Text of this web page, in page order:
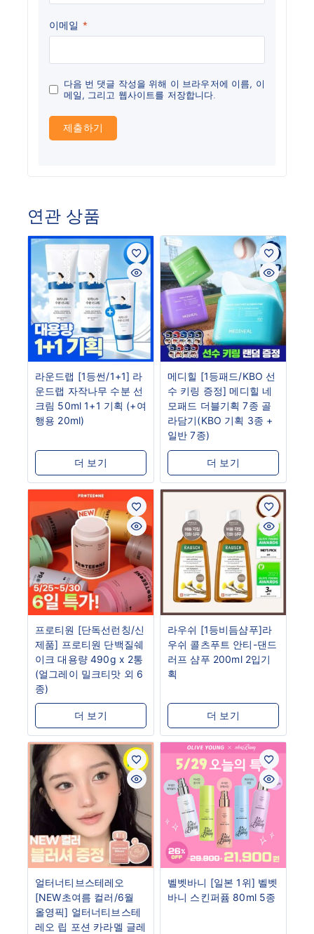
이메일 *
다음 번 댓글 작성을 위해 이 브라우저에 이름, 이
메일, 그리고 웹사이트를 저장합니다.
연관 상품
라운드랩 [1등썬/1+1] 라
운드랩 자작나무 수분 선
크림 50ml 1+1 기획 (+여
행용 20ml)
더 보기
메디힐 [1등패드/KBO 선
수 키링 증정] 메디힐 네
모패드 더블기획 7종 골
라담기(KBO 기획 3종 +
일반 7종)
더 보기
프로티원 [단독선런칭/신
제품] 프로티원 단백질쉐
이크 대용량 490g x 2통
(얼그레이 밀크티맛 외 6
종)
더 보기
라우쉬 [1등비듬샴푸]라
우쉬 콜츠푸트 안티-댄드
러프 샴푸 200ml 2입기
획
더 보기
얼터너티브스테레오
[NEW초여름 컬러/6월
올영픽] 얼터너티브스테
레오 립 포션 카라멜 글레
벨벳바니 [일본 1위] 벨벳
바니 스킨퍼퓸 80ml 5종